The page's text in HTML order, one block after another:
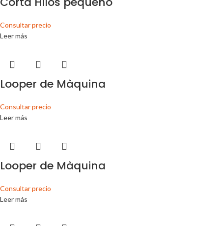
Consultar precio
Leer más
Looper de Màquina
Consultar precio
Leer más
Looper de Màquina
Consultar precio
Leer más